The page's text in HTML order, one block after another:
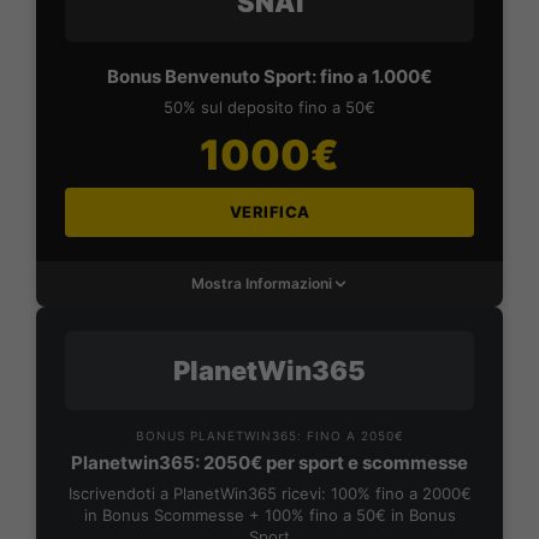
Bonus Benvenuto Sport: fino a 1.000€
50% sul deposito fino a 50€
1000€
VERIFICA
Mostra Informazioni
PlanetWin365
BONUS PLANETWIN365: FINO A 2050€
Planetwin365: 2050€ per sport e scommesse
Iscrivendoti a PlanetWin365 ricevi: 100% fino a 2000€
in Bonus Scommesse + 100% fino a 50€ in Bonus